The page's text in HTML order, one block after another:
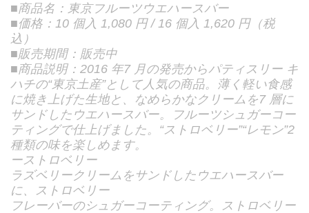
■商品名：東京フルーツウエハースバー
■価格：10 個入 1,080 円 / 16 個入 1,620 円（税
込）
■販売期間：販売中
■商品説明：2016 年7 月の発売からパティスリー キ
ハチの“東京土産”として人気の商品。薄く軽い食感
に焼き上げた生地と、なめらかなクリームを7 層に
サンドしたウエハースバー。フルーツシュガーコー
ティングで仕上げました。“ストロベリー”“レモン”2
種類の味を楽しめます。
ーストロベリー
ラズベリークリームをサンドしたウエハースバー
に、ストロベリー
フレーバーのシュガーコーティング。ストロベリー